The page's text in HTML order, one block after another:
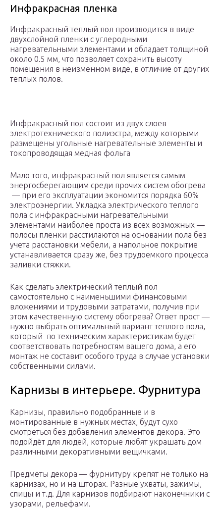
Инфракрасная пленка
Инфракрасный теплый пол производится в виде
двухслойной пленки с углеродными
нагревательными элементами и обладает толщиной
около 0.5 мм, что позволяет сохранить высоту
помещения в неизменном виде, в отличие от других
теплых полов.
Инфракрасный пол состоит из двух слоев
электротехнического полиэстра, между которыми
размещены угольные нагревательные элементы и
токопроводящая медная фольга
Мало того, инфракрасный пол является самым
энергосберегающим среди прочих систем обогрева
— при его эксплуатации экономится порядка 60%
электроэнергии. Укладка электрического теплого
пола с инфракрасными нагревательными
элементами наиболее проста из всех возможных —
полосы пленки расстилаются на основании пола без
учета расстановки мебели, а напольное покрытие
устанавливается сразу же, без трудоемкого процесса
заливки стяжки.
Как сделать электрический теплый пол
самостоятельно с наименьшими финансовыми
вложениями и трудовыми затратами, получив при
этом качественную систему обогрева? Ответ прост —
нужно выбрать оптимальный вариант теплого пола,
который по техническим характеристикам будет
соответствовать потребностям вашего дома, а его
монтаж не составит особого труда в случае установки
собственными силами.
Карнизы в интерьере. Фурнитура
Карнизы, правильно подобранные и в
монтированные в нужных местах, будут сухо
смотреться без добавления элементов декора. Это
подойдёт для людей, которые любят украшать дом
различными декоративными вещичками.
Предметы декора — фурнитуру крепят не только на
карнизах, но и на шторах. Разные ухваты, зажимы,
спицы и т.д. Для карнизов подбирают наконечники с
узорами, рельефами.